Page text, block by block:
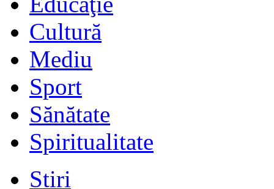
Cultură
Mediu
Sport
Sănătate
Spiritualitate
Stiri